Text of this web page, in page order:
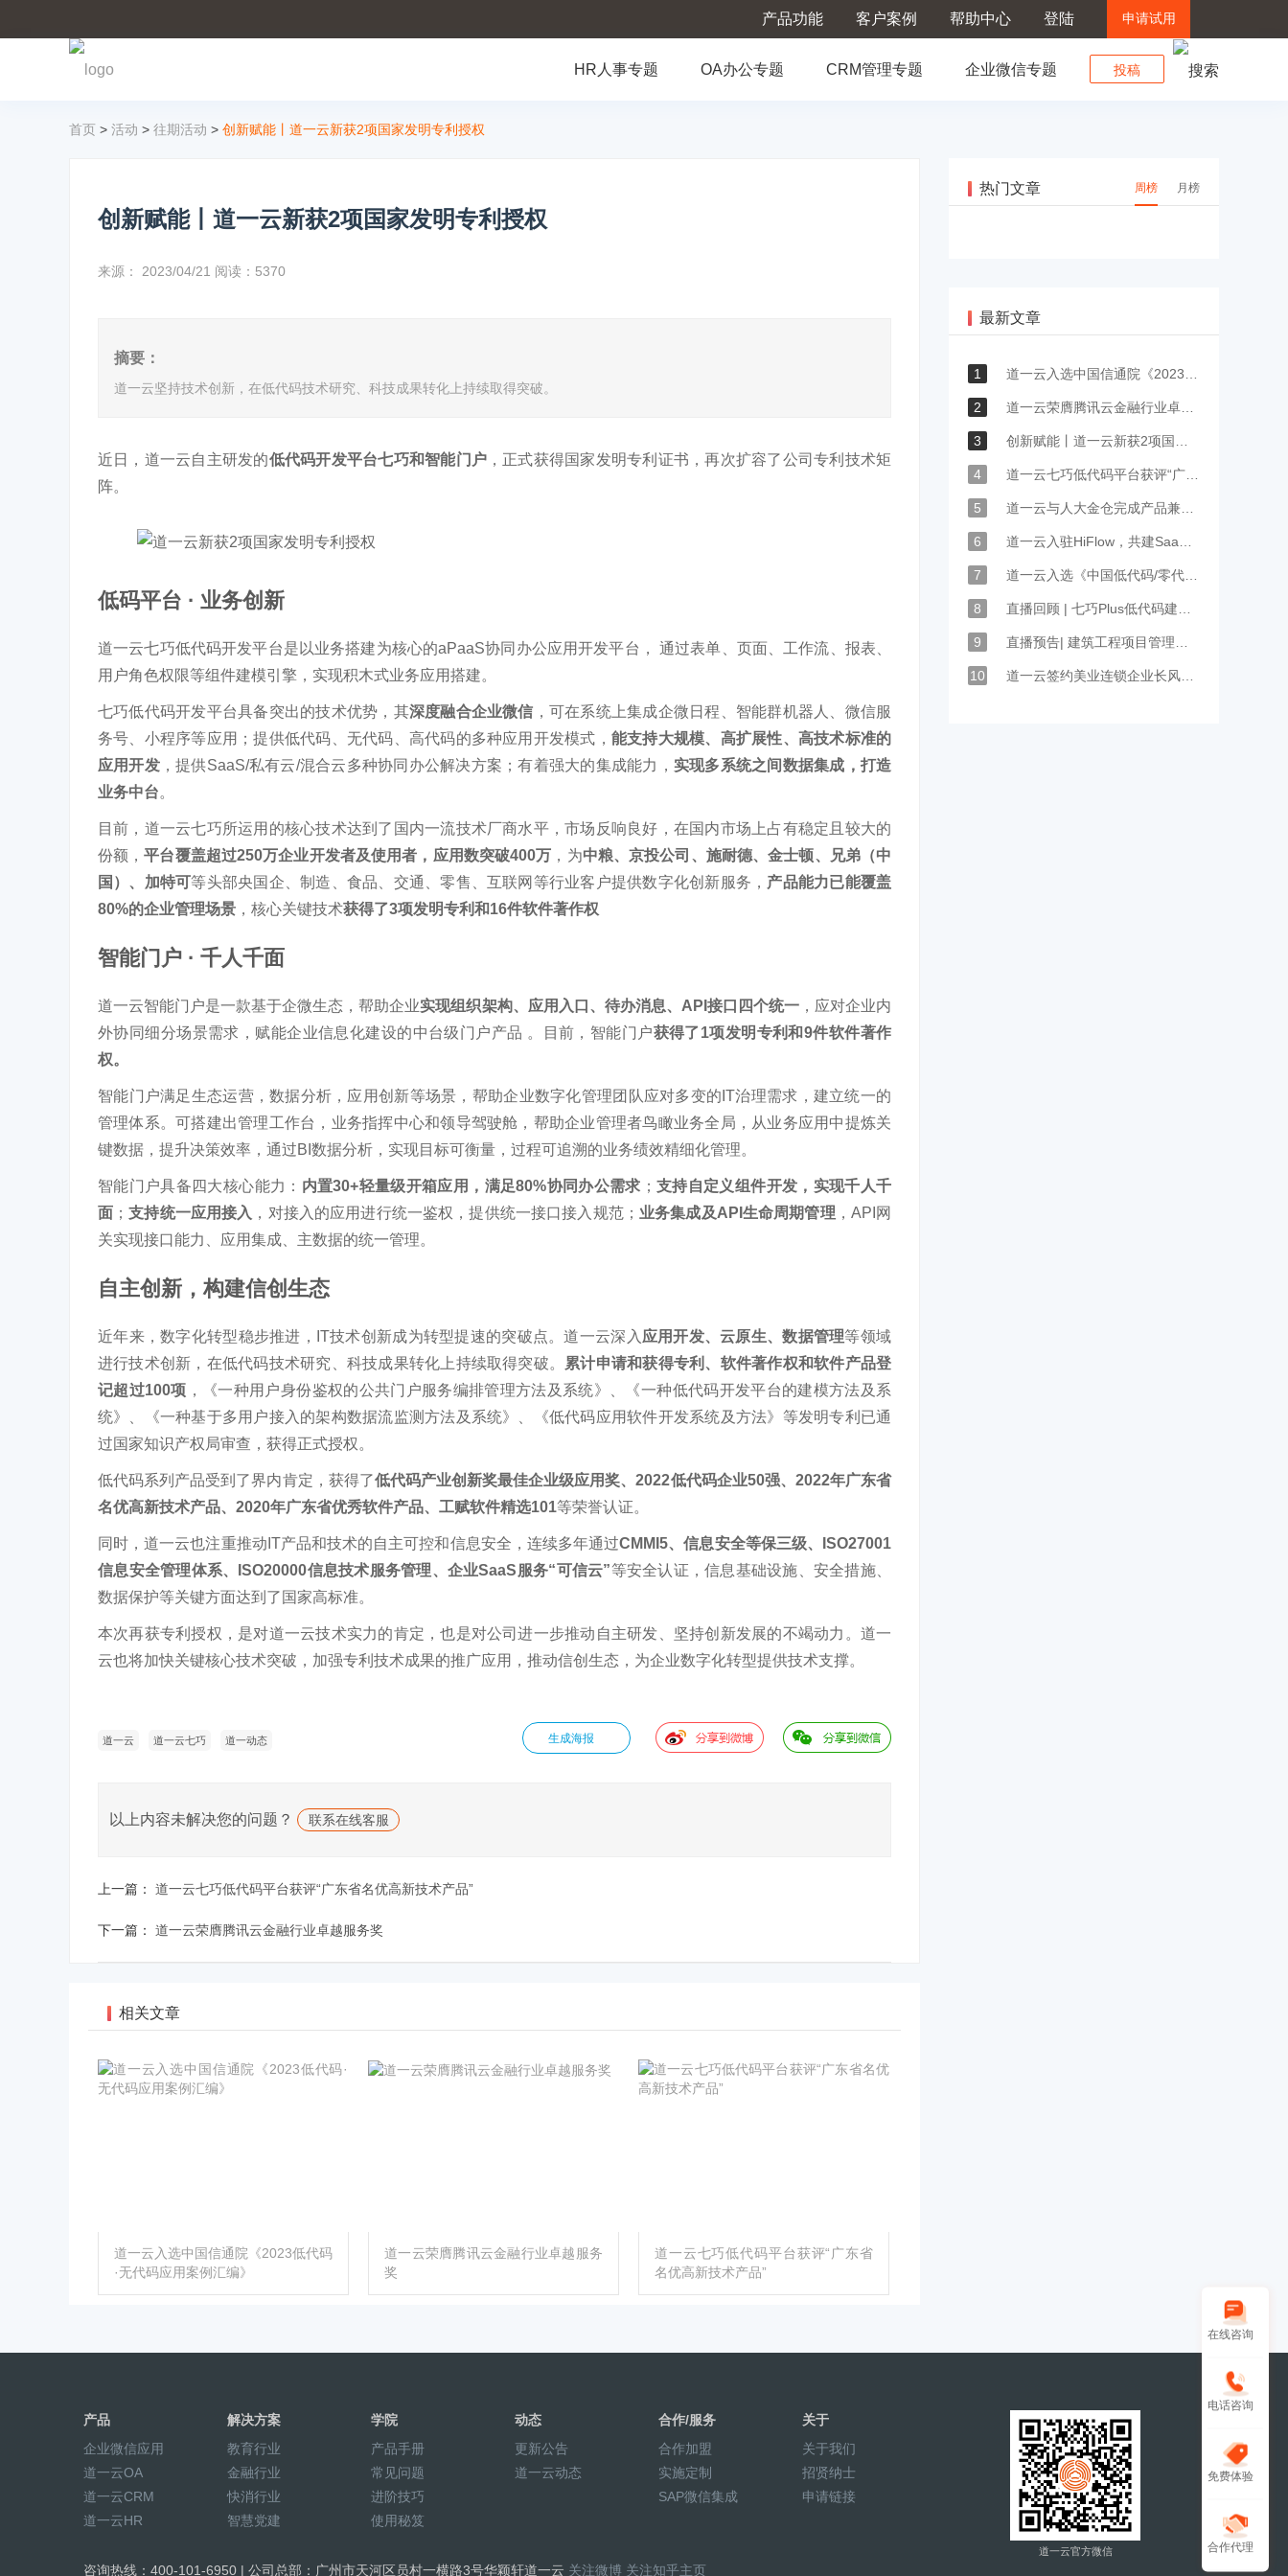
产品功能 客户案例 帮助中心 登陆 申请试用
HR人事专题 OA办公专题 CRM管理专题 企业微信专题 投稿
首页 > 活动 > 往期活动 > 创新赋能丨道一云新获2项国家发明专利授权
创新赋能丨道一云新获2项国家发明专利授权
来源： 2023/04/21 阅读：5370
摘要：
道一云坚持技术创新，在低代码技术研究、科技成果转化上持续取得突破。
近日，道一云自主研发的低代码开发平台七巧和智能门户 ，正式获得国家发明专利证书，再次扩容了公司专利技术矩
阵。
低码平台 · 业务创新
道一云七巧低代码开发平台是以业务搭建为核心的aPaaS协同办公应用开发平台， 通过表单、页面、工作流、报表、
用户角色权限等组件建模引擎，实现积木式业务应用搭建。
七巧低代码开发平台具备突出的技术优势，其深度融合企业微信 ，可在系统上集成企微日程、智能群机器人、微信服
务号、小程序等应用；提供低代码、无代码、高代码的多种应用开发模式， 能支持大规模、高扩展性、高技术标准的
应用开发，提供SaaS/私有云/混合云多种协同办公解决方案；有着强大的集成能力， 实现多系统之间数据集成，打造
业务中台。
目前，道一云七巧所运用的核心技术达到了国内一流技术厂商水平，市场反响良好，在国内市场上占有稳定且较大的
份额，平台覆盖超过250万企业开发者及使用者，应用数突破400万 ，为中粮、京投公司、施耐德、金士顿、兄弟（中
国）、加特可等头部央国企、制造、食品、交通、零售、互联网等行业客户提供数字化创新服务， 产品能力已能覆盖
80%的企业管理场景 ，核心关键技术获得了3项发明专利和16件软件著作权
智能门户 · 千人千面
道一云智能门户是一款基于企微生态，帮助企业实现组织架构、应用入口、待办消息、API接口四个统一，应对企业内
外协同细分场景需求，赋能企业信息化建设的中台级门户产品 。目前，智能门户获得了1项发明专利和9件软件著作
权。
智能门户满足生态运营，数据分析，应用创新等场景，帮助企业数字化管理团队应对多变的IT治理需求，建立统一的
管理体系。可搭建出管理工作台，业务指挥中心和领导驾驶舱，帮助企业管理者鸟瞰业务全局，从业务应用中提炼关
键数据，提升决策效率，通过BI数据分析，实现目标可衡量，过程可追溯的业务绩效精细化管理。
智能门户具备四大核心能力： 内置30+轻量级开箱应用，满足80%协同办公需求 ； 支持自定义组件开发，实现千人千
面 ；支持统一应用接入 ，对接入的应用进行统一鉴权，提供统一接口接入规范； 业务集成及API生命周期管理 ，API网
关实现接口能力、应用集成、主数据的统一管理。
自主创新，构建信创生态
近年来，数字化转型稳步推进，IT技术创新成为转型提速的突破点。道一云深入 应用开发、云原生、数据管理等领域
进行技术创新，在低代码技术研究、科技成果转化上持续取得突破。
累计申请和获得专利、软件著作权和软件产品登
记超过100项 ，《一种用户身份鉴权的公共门户服务编排管理方法及系统》、《一种低代码开发平台的建模方法及系
统》、《一种基于多用户接入的架构数据流监测方法及系统》、《低代码应用软件开发系统及方法》等发明专利已通
过国家知识产权局审查，获得正式授权。
低代码系列产品受到了界内肯定，获得了低代码产业创新奖最佳企业级应用奖、2022低代码企业50强、2022年广东省
名优高新技术产品、2020年广东省优秀软件产品、工赋软件精选101等荣誉认证。
同时，道一云也注重推动IT产品和技术的自主可控和信息安全，连续多年通过CMMI5、信息安全等保三级、ISO27001
信息安全管理体系、ISO20000信息技术服务管理、企业SaaS服务“可信云”等安全认证，信息基础设施、安全措施、
数据保护等关键方面达到了国家高标准。
本次再获专利授权，是对道一云技术实力的肯定，也是对公司进一步推动自主研发、坚持创新发展的不竭动力。道一
云也将加快关键核心技术突破，加强专利技术成果的推广应用，推动信创生态，为企业数字化转型提供技术支撑。
道一云 道一云七巧 道一动态 生成海报
以上内容未解决您的问题？ 联系在线客服
上一篇： 道一云七巧低代码平台获评“广东省名优高新技术产品”
下一篇： 道一云荣膺腾讯云金融行业卓越服务奖
相关文章
道一云入选中国信通院《2023低代码
·无代码应用案例汇编》
道一云荣膺腾讯云金融行业卓越服务
奖
道一云七巧低代码平台获评“广东省
名优高新技术产品”
热门文章 周榜 月榜
最新文章
1 道一云入选中国信通院《2023低代码·无代码应用案例汇编》
2 道一云荣膺腾讯云金融行业卓越服务奖
3 创新赋能丨道一云新获2项国家发明专利授权
4 道一云七巧低代码平台获评“广东省名优高新技术产品”
5 道一云与人大金仓完成产品兼容性认证
6 道一云入驻HiFlow，共建SaaS繁荣生态
7 道一云入选《中国低代码/零代码行业研究报告》
8 直播回顾 | 七巧Plus低代码建筑工程行业项目管理方案
9 直播预告| 建筑工程项目管理方案，4大模块专项拆解
10 道一云签约美业连锁企业长风国际，助力企业打造高效人事管理
产品
企业微信应用
道一云OA
道一云CRM
道一云HR
解决方案
教育行业
金融行业
快消行业
智慧党建
学院
产品手册
常见问题
进阶技巧
使用秘笈
动态
更新公告
道一云动态
合作/服务
合作加盟
实施定制
SAP微信集成
关于
关于我们
招贤纳士
申请链接
道一云官方微信
咨询热线：400-101-6950 | 公司总部：广州市天河区员村一横路3号华颖轩道一云 关注微博 关注知乎主页
在线咨询
电话咨询
免费体验
合作代理